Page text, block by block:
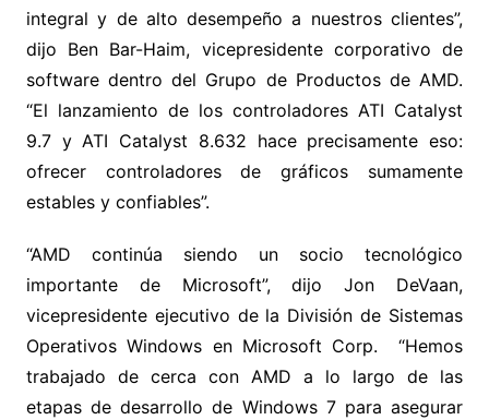
integral y de alto desempeño a nuestros clientes”,
dijo Ben Bar-Haim, vicepresidente corporativo de
software dentro del Grupo de Productos de AMD.
“El lanzamiento de los controladores ATI Catalyst
9.7 y ATI Catalyst 8.632 hace precisamente eso:
ofrecer controladores de gráficos sumamente
estables y confiables”.
“AMD continúa siendo un socio tecnológico
importante de Microsoft”, dijo Jon DeVaan,
vicepresidente ejecutivo de la División de Sistemas
Operativos Windows en Microsoft Corp. “Hemos
trabajado de cerca con AMD a lo largo de las
etapas de desarrollo de Windows 7 para asegurar